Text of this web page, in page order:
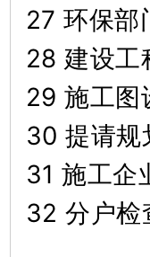
27 环保部
28 建设工
29 施工图
30 提请规
31 施工企
32 分户检